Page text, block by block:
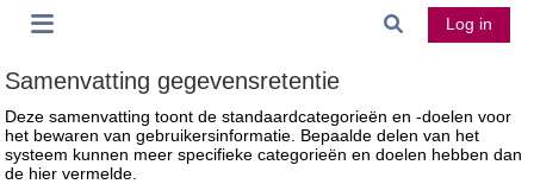
Schakel
Log in
Samenvatting gegevensretentie
Deze samenvatting toont de standaardcategorieën en -doelen voor
het bewaren van gebruikersinformatie. Bepaalde delen van het
systeem kunnen meer specifieke categorieën en doelen hebben dan
de hier vermelde.